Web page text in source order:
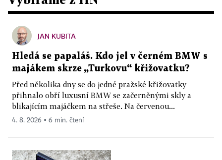
JAN KUBITA
Hledá se papaláš. Kdo jel v černém BMW s
majákem skrze „Turkovu“ křižovatku?
Před několika dny se do jedné pražské křižovatky
přihnalo obří luxusní BMW se začerněnými skly a
blikajícím majáčkem na střeše. Na červenou...
4. 8. 2026 ▪ 6 min. čtení